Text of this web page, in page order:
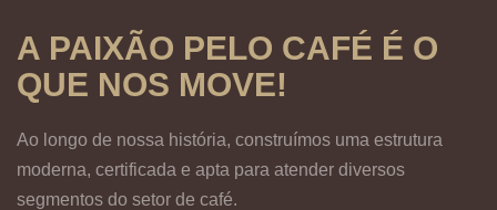
A PAIXÃO PELO CAFÉ É O
QUE NOS MOVE!
Ao longo de nossa história, construímos uma estrutura
moderna, certificada e apta para atender diversos
segmentos do setor de café.